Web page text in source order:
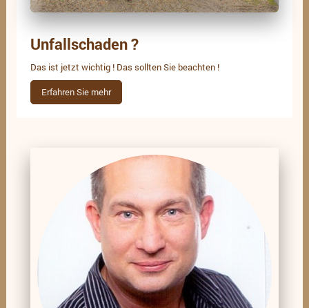
Unfallschaden ?
Das ist jetzt wichtig ! Das sollten Sie beachten !
Erfahren Sie mehr